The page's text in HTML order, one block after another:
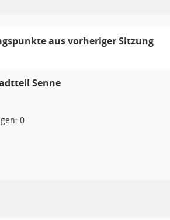
aus vorheriger Sitzung
Senne
0